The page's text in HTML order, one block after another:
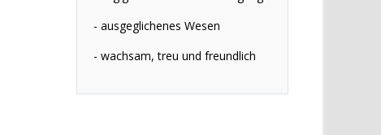
- ausgeglichenes Wesen
- wachsam, treu und freundlich